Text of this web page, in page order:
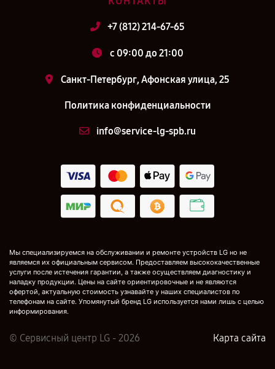
+7 (812) 214-67-65
c 09:00 до 21:00
Санкт-Петербург, Афонская улица, 25
Политика конфиденциальности
info@service-lg-spb.ru
Мы специализируемся на обслуживании и ремонте устройств LG но не
являемся их официальным сервисом. Предоставляем высококачественные
услуги после истечения гарантии, а также осуществляем диагностику и
наладку продукции. Цены на сайте ориентировочные и не являются
офертой, актуальную стоимость узнавайте у наших специалистов по
телефонам на сайте. Упомянутый бренд LG используется нами лишь с целью
информирования.
© Сервисный центр LG - 2026 Карта сайта